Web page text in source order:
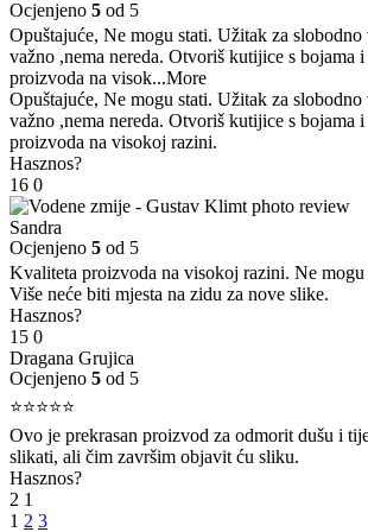
Ocjenjeno 5 od 5
Opuštajuće, Ne mogu stati. Užitak za
važno ,nema nereda. Otvoriš kutijice s bojama
proizvoda na visok...More
Opuštajuće, Ne mogu stati. Užitak za
važno ,nema nereda. Otvoriš kutijice s bojama
proizvoda na visokoj razini.
Hasznos?
16 0
Sandra
Ocjenjeno 5 od 5
Kvaliteta proizvoda na visokoj razini. Ne mogu
Više neće biti mjesta na zidu za nove slike.
Hasznos?
15 0
Dragana Grujica
Ocjenjeno 5 od 5
⭐⭐⭐⭐⭐
Ovo je prekrasan proizvod za odmorit dušu i
slikati, ali čim završim objavit ću sliku.
Hasznos?
2 1
1 2 3